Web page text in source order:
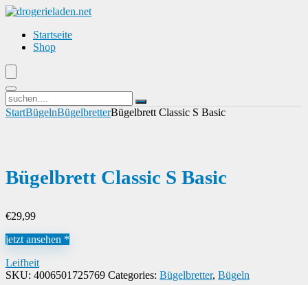
Startseite
Shop
StartBügelnBügelbretterBügelbrett Classic S Basic
Bügelbrett Classic S Basic
€29,99
jetzt ansehen *
Leifheit
SKU: 4006501725769 Categories: Bügelbretter, Bügeln